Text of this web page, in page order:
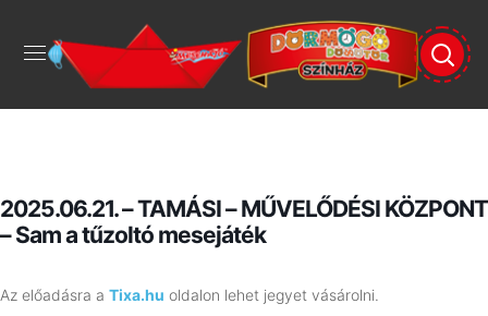
2025.06.21. – TAMÁSI – MŰVELŐDÉSI KÖZPONT
– Sam a tűzoltó mesejáték
Az előadásra a Tixa.hu oldalon lehet jegyet vásárolni.